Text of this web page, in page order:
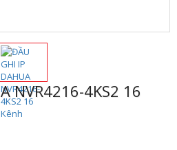
NVR4216-4KS2 16